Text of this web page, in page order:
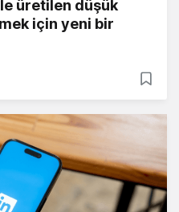
üretilen düşük
için yeni bir